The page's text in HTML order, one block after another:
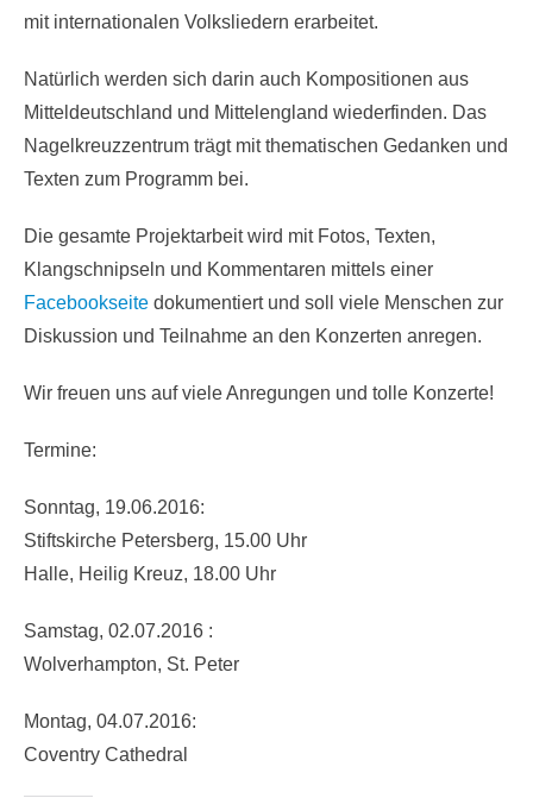
mit internationalen Volksliedern erarbeitet.
Natürlich werden sich darin auch Kompositionen aus
Mitteldeutschland und Mittelengland wiederfinden. Das
Nagelkreuzzentrum trägt mit thematischen Gedanken und
Texten zum Programm bei.
Die gesamte Projektarbeit wird mit Fotos, Texten,
Klangschnipseln und Kommentaren mittels einer
Facebookseite dokumentiert und soll viele Menschen zur
Diskussion und Teilnahme an den Konzerten anregen.
Wir freuen uns auf viele Anregungen und tolle Konzerte!
Termine:
Sonntag, 19.06.2016:
Stiftskirche Petersberg, 15.00 Uhr
Halle, Heilig Kreuz, 18.00 Uhr
Samstag, 02.07.2016 :
Wolverhampton, St. Peter
Montag, 04.07.2016:
Coventry Cathedral